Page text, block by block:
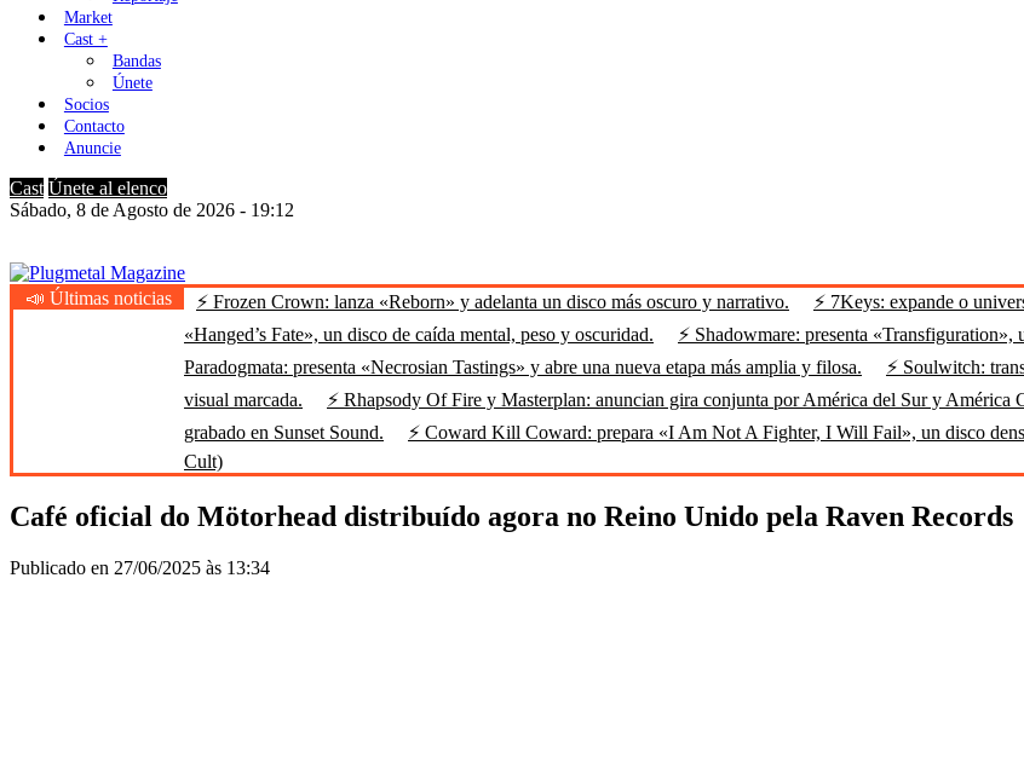
Market
Cast +
Bandas
Únete
Socios
Contacto
Anuncie
Cast Únete al elenco
Sábado, 8 de Agosto de 2026 - 19:12
Plugmetal Magazine
Heavy Metal is Life
📣 Últimas noticias ⚡ Frozen Crown: lanza «Reborn» y adelanta un disco más oscuro y narrativo. ⚡ 7Keys: expande o
«Hanged’s Fate», un disco de caída mental, peso y oscuridad.
⚡ Shadowmare: presenta
Paradogmata: presenta «Necrosian Tastings» y abre una nueva etapa más amplia y filosa.
⚡ Soulwitch:
visual marcada.
⚡ Rhapsody Of Fire y Masterplan: anuncian gira conjunta por América del Sur y América
grabado en Sunset Sound.
⚡ Coward Kill Coward: prepara «I Am Not A Fighter, I Will Fail», un disco
Cult)
Café oficial do Mötorhead distribuído agora no Reino Unido pela Raven Records
Publicado en 27/06/2025 às 13:34